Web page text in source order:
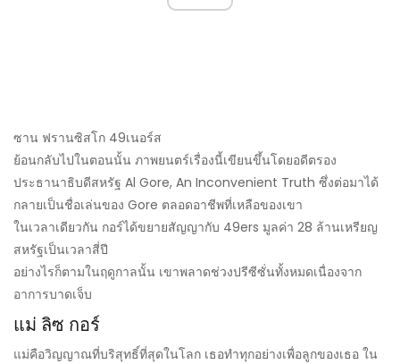
ซาน ฟรานซิสโก 49เนอร์ส
ย้อนกลับไปในตอนนั้น ภาพยนตร์เรื่องนี้เขียนขึ้นโดยอดีตรอง
ประธานาธิบดีสหรัฐ Al Gore, An Inconvenient Truth ซึ่งต่อมาได้
กลายเป็นชื่อเล่นของ Gore ตลอดอาชีพที่เหลือของเขา
ในเวลาเดียวกัน กอร์ได้ขยายสัญญากับ 49ers มูลค่า 28 ล้านเหรียญ
สหรัฐเป็นเวลาสี่ปี
อย่างไรก็ตามในฤดูกาลนั้น เขาพลาดช่วงปรีซีซั่นทั้งหมดเนื่องจาก
อาการบาดเจ็บ
แม่ ลิซ กอร์
แม่คือวิญญาณที่บริสุทธิ์ที่สุดในโลก เธอทำทุกอย่างเพื่อลูกของเธอ ใน